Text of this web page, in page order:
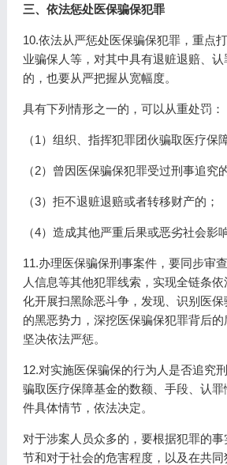
三、依法惩处医保骗保犯罪
10.依法从严惩处医保骗保犯罪，重点
业骗保人等，对其中具有退赃退赔、
的，也要从严把握从宽幅度。
具有下列情形之一的，可以从重处罚：
（1）组织、指挥犯罪团伙骗取医疗保
（2）曾因医保骗保犯罪受过刑事追究
（3）拒不退赃退赔或者转移财产的；
（4）造成其他严重后果或恶劣社会影
11.办理医保骗保刑事案件，要同步审
人信息等其他犯罪线索，实现全链条
化开展扫黑除恶斗争，发现、识别医
的黑恶势力，深挖医保骗保犯罪背后的
坚决依法严惩。
12.对实施医保骗保的行为人是否追究
骗取医疗保障基金的数额、手段、认
件具体情节，依法决定。
对于涉案人员众多的，要根据犯罪的
节和对于社会的危害程度，以及在共